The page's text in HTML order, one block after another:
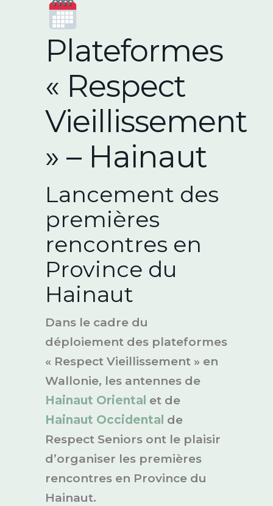
Plateformes
« Respect
Vieillissement
» – Hainaut
Lancement des
premières
rencontres en
Province du
Hainaut
Dans le cadre du
déploiement des plateformes
« Respect Vieillissement » en
Wallonie, les antennes de
Hainaut Oriental et de
Hainaut Occidental de
Respect Seniors ont le plaisir
d’organiser les premières
rencontres en Province du
Hainaut.